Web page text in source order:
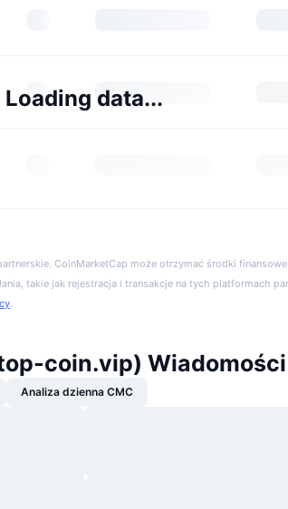
Loading data...
CoinMarketCap może otrzymać środki
takie jak rejestracja i transakcje na tych platformach
.
coin.vip) Wiadomości
Analiza dzienna CMC